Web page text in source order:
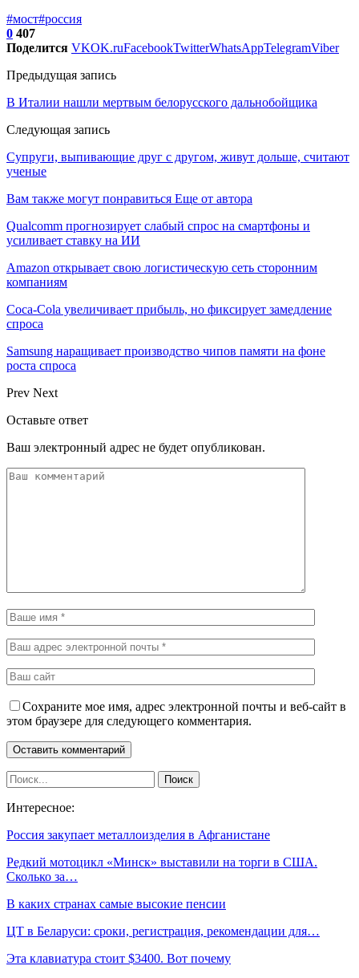
#мост#россия
0 407
Поделится VKOK.ruFacebookTwitterWhatsAppTelegramViber
Предыдущая запись
В Италии нашли мертвым белорусского дальнобойщика
Следующая запись
Супруги, выпивающие друг с другом, живут дольше, считают
ученые
Вам также могут понравиться Еще от автора
Qualcomm прогнозирует слабый спрос на смартфоны и
усиливает ставку на ИИ
Amazon открывает свою логистическую сеть сторонним
компаниям
Coca-Cola увеличивает прибыль, но фиксирует замедление
спроса
Samsung наращивает производство чипов памяти на фоне
роста спроса
Prev Next
Оставьте ответ
Ваш электронный адрес не будет опубликован.
Сохраните мое имя, адрес электронной почты и веб-сайт в
этом браузере для следующего комментария.
Интересное:
Россия закупает металлоизделия в Афганистане
Редкий мотоцикл «Минск» выставили на торги в США.
Сколько за…
В каких странах самые высокие пенсии
ЦТ в Беларуси: сроки, регистрация, рекомендации для…
Эта клавиатура стоит $3400. Вот почему